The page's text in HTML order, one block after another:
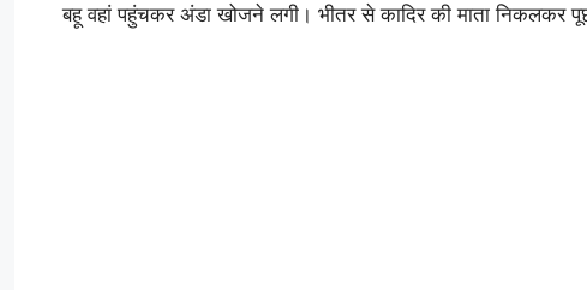
बहू वहां पहुंचकर अंडा खोजने लगी। भीतर से कादिर की माता निकलकर